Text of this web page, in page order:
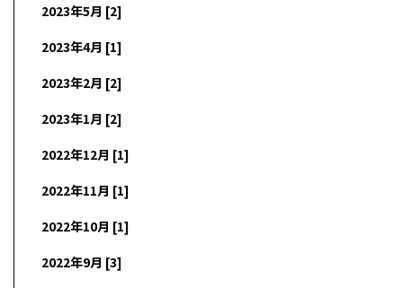
2023年5月 [2]
2023年4月 [1]
2023年2月 [2]
2023年1月 [2]
2022年12月 [1]
2022年11月 [1]
2022年10月 [1]
2022年9月 [3]